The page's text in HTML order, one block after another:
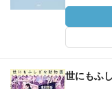
世にもふ